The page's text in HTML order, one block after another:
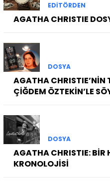
EDITÖRDEN
AGATHA CHRISTIE
DOSYA
AGATHA CHRISTIE’NİN
ÇİĞDEM ÖZTEKİN’LE
DOSYA
AGATHA CHRISTIE: BİR
KRONOLOJİSİ